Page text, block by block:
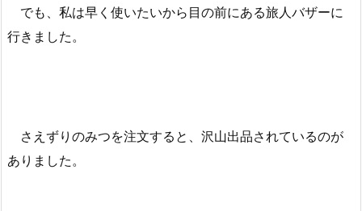
でも、私は早く使いたいから目の前にある旅人バザーに
行きました。
さえずりのみつを注文すると、沢山出品されているのが
ありました。